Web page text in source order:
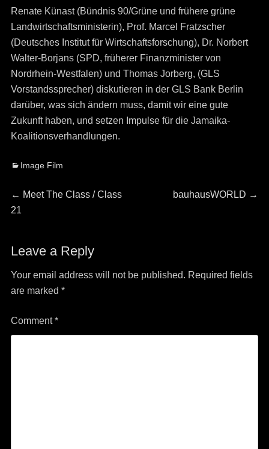
Renate Künast (Bündnis 90/Grüne und frühere grüne
Landwirtschaftsministerin), Prof. Marcel Fratzscher
(Deutsches Institut für Wirtschaftsforschung), Dr. Norbert
Walter-Borjans (SPD, früherer Finanzminister von
Nordrhein-Westfalen) und Thomas Jorberg, (GLS
Vorstandssprecher) diskutieren in der GLS Bank Berlin
darüber, was sich ändern muss, damit wir eine gute
Zukunft haben, und setzen Impulse für die Jamaika-
Koalitionsverhandlungen.
Categories
Image Film
Post
navigation
← Previous
Meet The Class / Class
21
Next
bauhausWORLD →
Leave a Reply
Your email address will not be published. Required fields
are marked *
Comment*